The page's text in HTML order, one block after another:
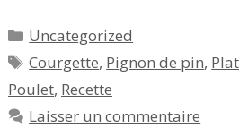
Catégories
Uncategorized
Étiquettes
Courgette, Pignon de pin,
Poulet, Recette
Laisser un commentaire